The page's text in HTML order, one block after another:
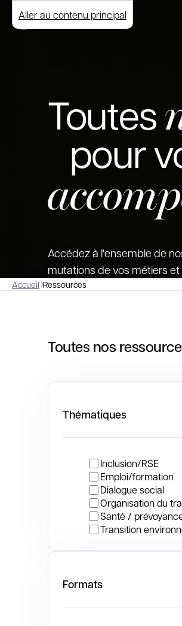
Aller au contenu principal
Toutes
pour
Accédez à l'ensemble de
mutations de vos métiers
Accueil Ressources
Toutes nos
Thématiques
Inclusion/RSE
Emploi/formation
Dialogue social
Organisation du
Santé /
Transition
Formats